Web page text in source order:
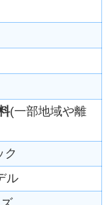
(一部地域や離
ク
ル